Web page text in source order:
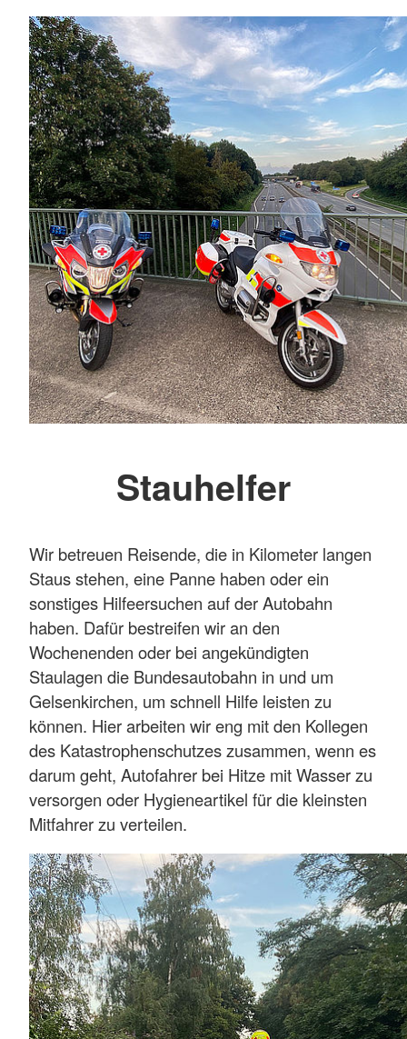
Stauhelfer
Wir betreuen Reisende, die in Kilometer langen
Staus stehen, eine Panne haben oder ein
sonstiges Hilfeersuchen auf der Autobahn
haben. Dafür bestreifen wir an den
Wochenenden oder bei angekündigten
Staulagen die Bundesautobahn in und um
Gelsenkirchen, um schnell Hilfe leisten zu
können. Hier arbeiten wir eng mit den Kollegen
des Katastrophenschutzes zusammen, wenn es
darum geht, Autofahrer bei Hitze mit Wasser zu
versorgen oder Hygieneartikel für die kleinsten
Mitfahrer zu verteilen.